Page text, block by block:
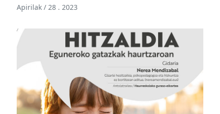
Apirilak / 28 . 2023